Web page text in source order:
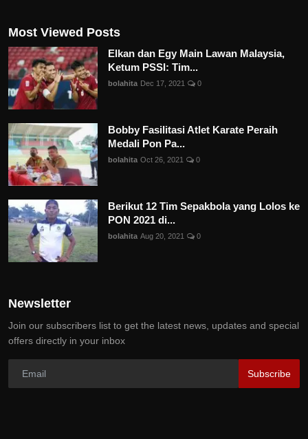
Most Viewed Posts
Elkan dan Egy Main Lawan Malaysia,
Ketum PSSI: Tim...
bolahita Dec 17, 2021 0
Bobby Fasilitasi Atlet Karate Peraih
Medali Pon Pa...
bolahita Oct 26, 2021 0
Berikut 12 Tim Sepakbola yang Lolos ke
PON 2021 di...
bolahita Aug 20, 2021 0
Newsletter
Join our subscribers list to get the latest news, updates and special
offers directly in your inbox
Subscribe